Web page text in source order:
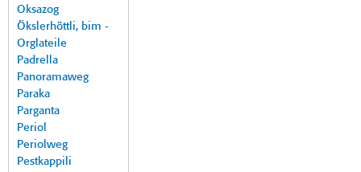
Oksazog
Ökslerhöttli, bim -
Orglateile
Padrella
Panoramaweg
Paraka
Parganta
Periol
Periolweg
Pestkappili